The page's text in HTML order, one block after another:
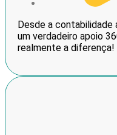
Desde a contabilidade
um verdadeiro apoio
realmente a diferença!